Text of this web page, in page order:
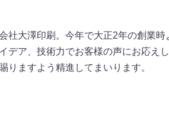
社大澤印刷。今年で大正2年の創業時
デア、技術力でお客様の声にお応え
りますよう精進してまいります。